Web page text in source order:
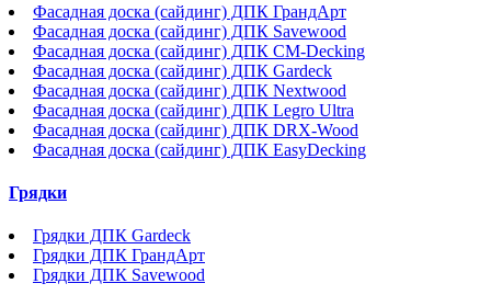
Фасадная доска (сайдинг) ДПК ГрандАрт
Фасадная доска (сайдинг) ДПК Savewood
Фасадная доска (сайдинг) ДПК CM-Decking
Фасадная доска (сайдинг) ДПК Gardeck
Фасадная доска (сайдинг) ДПК Nextwood
Фасадная доска (сайдинг) ДПК Legro Ultra
Фасадная доска (сайдинг) ДПК DRX-Wood
Фасадная доска (сайдинг) ДПК EasyDecking
Грядки
Грядки ДПК Gardeck
Грядки ДПК ГрандАрт
Грядки ДПК Savewood